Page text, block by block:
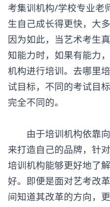
考集训机构/学校专业老
生自己成长得更快，大
因为如此，当艺术考生
知能力时，如果有能力
机构进行培训。去哪里
试目标，不同的考试目
完全不同的。
由于培训机构依靠向
来打造自己的品牌，针
培训机构能够更好地了
好。即便是面对艺考改
间知道其改革的方向，